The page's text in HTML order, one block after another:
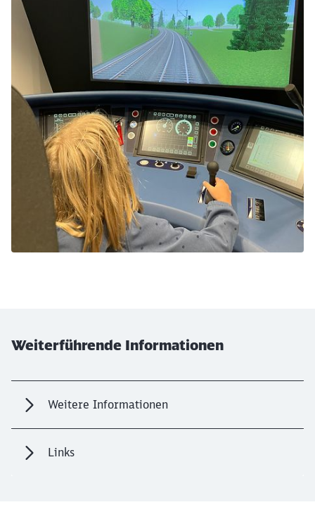
Weiterführende Informationen
Weitere Informationen
Links